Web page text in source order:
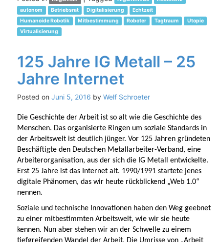
autonom
Betriebsrat Digitalisierung
Echtzeit
Humanoide Robotik
Mitbestimmung Roboter Tagtraum
Utopie
Virtualisierung
125 Jahre IG Metall – 25
Jahre Internet
Posted on Juni 5, 2016 by Welf Schroeter
Die Geschichte der Arbeit ist so alt wie die Geschichte des
Menschen. Das organisierte Ringen um soziale Standards in
der Arbeitswelt ist deutlich jünger. Vor 125 Jahren gründeten
Beschäftigte den Deutschen Metallarbeiter-Verband, eine
Arbeiterorganisation, aus der sich die IG Metall entwickelte.
Erst 25 Jahre ist das Internet alt. 1990/1991 startete jenes
digitale Phänomen, das wir heute rückblickend „Web 1.0“
nennen.
Soziale und technische Innovationen haben den Weg geebnet
zu einer mitbestimmten Arbeitswelt, wie wir sie heute
kennen. Nun aber stehen wir an der Schwelle zu einem